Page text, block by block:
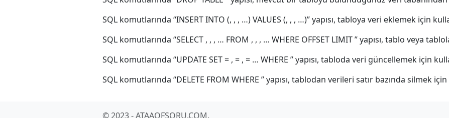
SQL komutlarında “INSERT INTO (, , , …) VALUES (, , , …)” yapısı, tabloya veri eklemek için
SQL komutlarında “SELECT , , , … FROM , , , … WHERE OFFSET LIMIT ” yapısı, tablo veya
SQL komutlarında “UPDATE SET = , = , = … WHERE ” yapısı, tabloda veri güncellemek için
SQL komutlarında “DELETE FROM WHERE ” yapısı, tablodan verileri satır bazında silmek için
© 2023 - ATAAOFSORU.COM.